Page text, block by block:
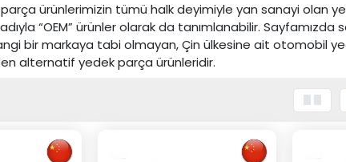
ürünlerimizin tümü halk deyimiyle yan sanayi olan
“OEM” ürünler olarak da tanımlanabilir. Sayfamızda
bir markaya tabi olmayan, Çin ülkesine ait otomobil
alternatif yedek parça ürünleridir.